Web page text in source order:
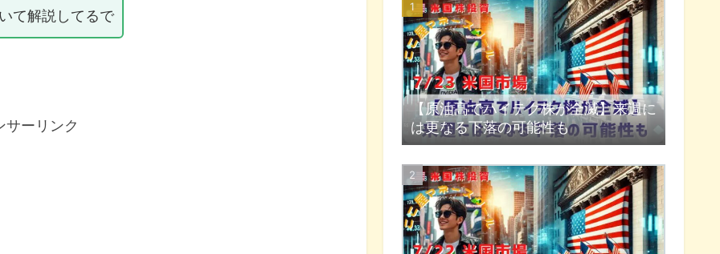
て解説してるで
サーリンク
【原油高でハイテク株が全滅】来週に
は更なる下落の可能性も